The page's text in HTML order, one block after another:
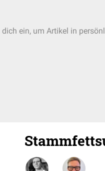
dich ein, um Artikel in